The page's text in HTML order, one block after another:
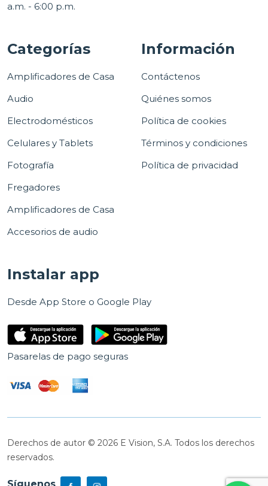
a.m. - 6:00 p.m.
Categorías
Amplificadores de Casa
Audio
Electrodomésticos
Celulares y Tablets
Fotografía
Fregadores
Amplificadores de Casa
Accesorios de audio
Información
Contáctenos
Quiénes somos
Política de cookies
Términos y condiciones
Política de privacidad
Instalar app
Desde App Store o Google Play
Pasarelas de pago seguras
Derechos de autor © 2026 E Vision, S.A. Todos los derechos
reservados.